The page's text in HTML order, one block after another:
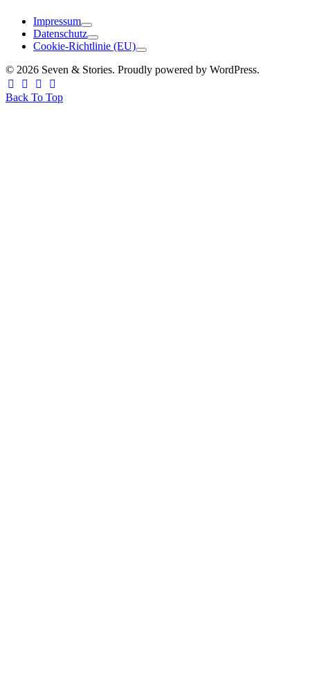
Impressum
Datenschutz
Cookie-Richtlinie (EU)
© 2026 Seven & Stories. Proudly powered by WordPress.
Back To Top